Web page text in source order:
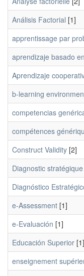
Análisis Factorial [1]
apprentissage par
aprendizaje basado
Aprendizaje
b-learning
competencias
compétences
Construct Validity [2]
Diagnostic
Diagnóstico
e-Assessment [1]
e-Evaluación [1]
Educación Superior [1]
enseignement